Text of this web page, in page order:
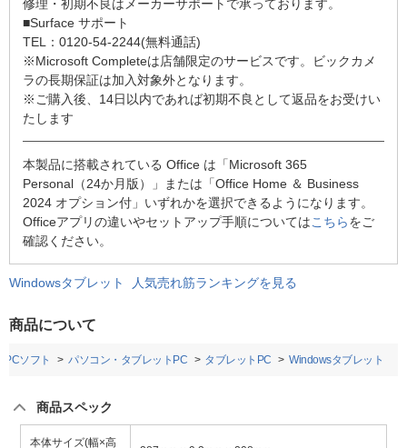
修理・初期不良はメーカーサポートで承っております。
■Surface サポート
TEL：0120-54-2244(無料通話)
※Microsoft Completeは店舗限定のサービスです。ビックカメ
ラの長期保証は加入対象外となります。
※ご購入後、14日以内であれば初期不良として返品をお受けい
たします
本製品に搭載されている Office は「Microsoft 365
Personal（24か月版）」または「Office Home ＆ Business
2024 オプション付」いずれかを選択できるようになります。
Officeアプリの違いやセットアップ手順についてはこちらをご
確認ください。
Windowsタブレット 人気売れ筋ランキングを見る
商品について
PCソフト パソコン・タブレットPC タブレットPC Windowsタブレット
商品スペック
本体サイズ(幅×高